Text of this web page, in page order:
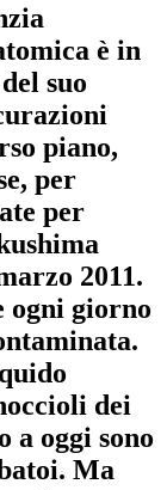
è in
suo
piano,
per
per
2011.
ogni giorno
dei
a oggi sono
Ma